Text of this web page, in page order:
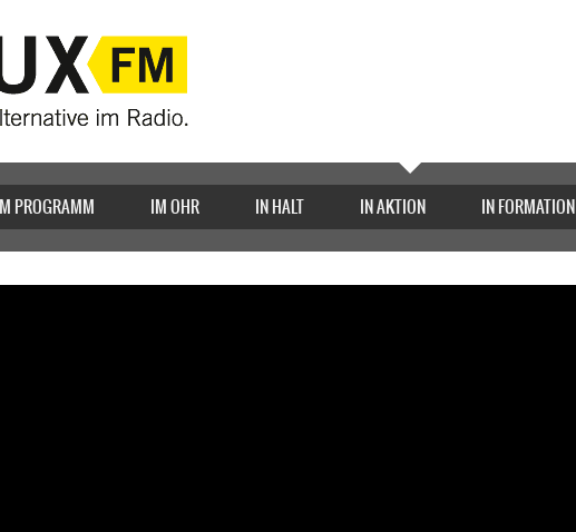
PROGRAMM IM OHR IN HALT IN AKTION IN FORMATION